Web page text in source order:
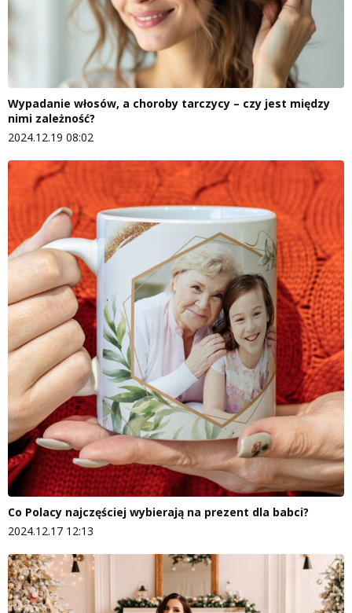
Wypadanie włosów, a choroby tarczycy – czy jest między
nimi zależność?
2024.12.19 08:02
Co Polacy najczęściej wybierają na prezent dla babci?
2024.12.17 12:13